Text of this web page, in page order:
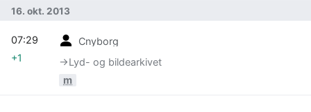
16. okt. 2013
Cnyborg
→‎Lyd- og bildearkivet
m
07:29
+1